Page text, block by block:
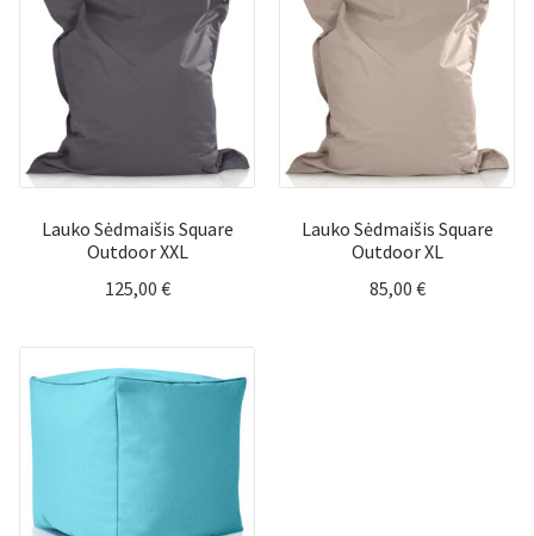
Lauko Sėdmaišis Square
Outdoor XXL
125,00 €
Lauko Sėdmaišis Square
Outdoor XL
85,00 €